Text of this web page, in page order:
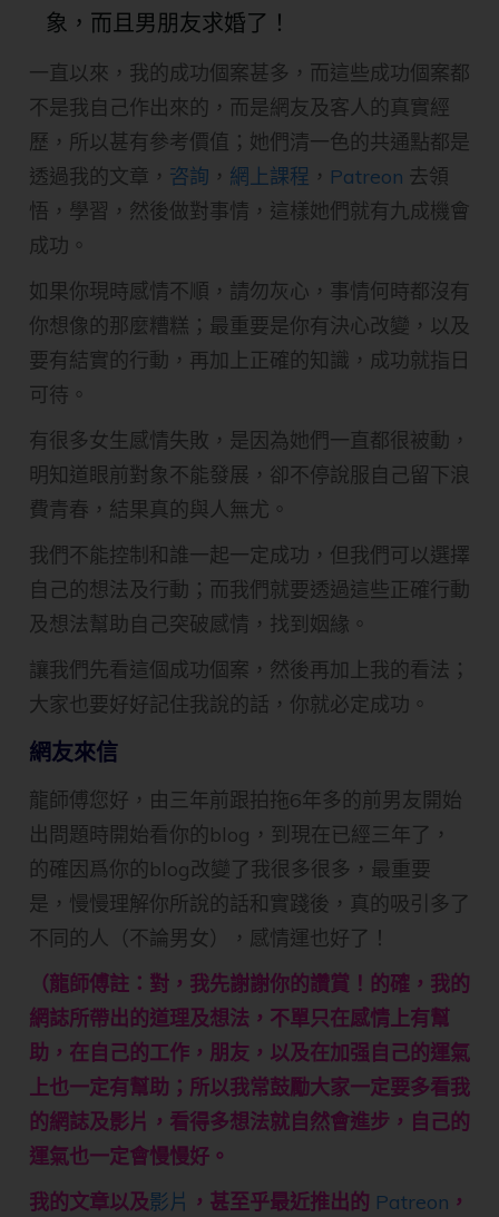
象，而且男朋友求婚了！
一直以來，我的成功個案甚多，而這些成功個案都
不是我自己作出來的，而是網友及客人的真實經
歷，所以甚有參考價值；她們清一色的共通點都是
透過我的文章， 咨詢 ， 網上課程 ， Patreon 去領
悟，學習，然後做對事情，這樣她們就有九成機會
成功。
如果你現時感情不順，請勿灰心，事情何時都沒有
你想像的那麼糟糕；最重要是你有決心改變，以及
要有結實的行動，再加上正確的知識，成功就指日
可待。
有很多女生感情失敗，是因為她們一直都很被動，
明知道眼前對象不能發展，卻不停說服自己留下浪
費青春，結果真的與人無尤。
我們不能控制和誰一起一定成功，但我們可以選擇
自己的想法及行動；而我們就要透過這些正確行動
及想法幫助自己突破感情，找到姻緣。
讓我們先看這個成功個案，然後再加上我的看法；
大家也要好好記住我說的話，你就必定成功。
網友來信
龍師傅您好，由三年前跟拍拖6年多的前男友開始
出問題時開始看你的blog，到現在已經三年了，
的確因爲你的blog改變了我很多很多，最重要
是，慢慢理解你所說的話和實踐後，真的吸引多了
不同的人（不論男女），感情運也好了！
（龍師傅註：對，我先謝謝你的讚賞！的確，我的
網誌所帶出的道理及想法，不單只在感情上有幫
助，在自己的工作，朋友，以及在加强自己的運氣
上也一定有幫助；所以我常鼓勵大家一定要多看我
的網誌及影片，看得多想法就自然會進步，自己的
運氣也一定會慢慢好。
我的文章以及影片 ，甚至乎最近推出的 Patreon ，